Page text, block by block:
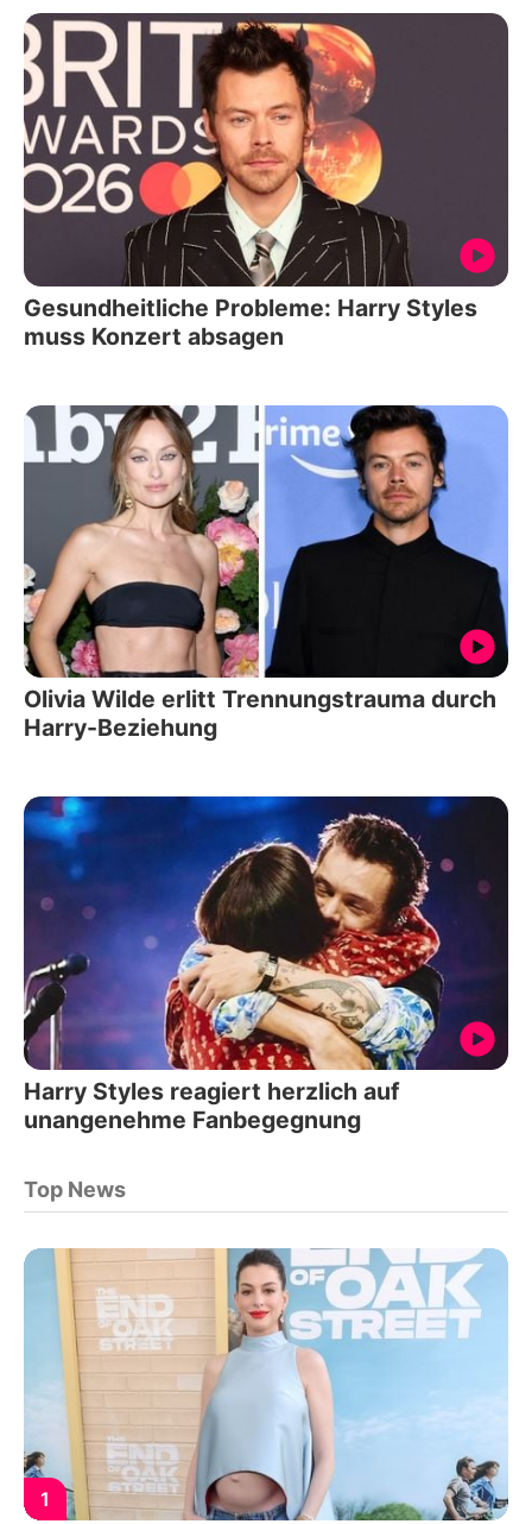
Gesundheitliche Probleme: Harry Styles
muss Konzert absagen
Olivia Wilde erlitt Trennungstrauma durch
Harry-Beziehung
Harry Styles reagiert herzlich auf
unangenehme Fanbegegnung
Top News
1